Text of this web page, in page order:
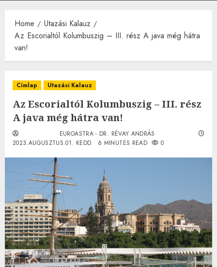
Home
Utazási Kalauz
Az Escorialtól Kolumbuszig – III. rész A java még hátra
van!
Címlap Utazási Kalauz
Az Escorialtól Kolumbuszig – III. rész
A java még hátra van!
EUROASTRA - DR. RÉVAY ANDRÁS
2023.AUGUSZTUS.01. KEDD.
6 MINUTES READ 0